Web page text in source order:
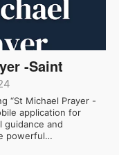
-Saint
“St Michael Prayer -
application for
guidance and
powerful…